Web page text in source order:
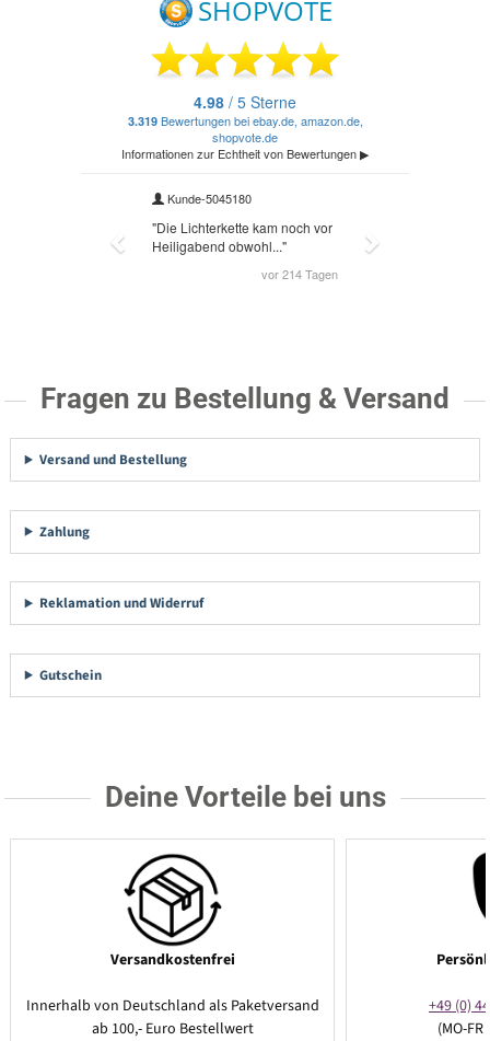
Fragen zu Bestellung & Versand
Versand und Bestellung
Zahlung
Reklamation und Widerruf
Gutschein
Deine Vorteile bei uns
Versandkostenfrei
Innerhalb von Deutschland als Paketversand
ab 100,- Euro Bestellwert
+49 (0)
(MO-